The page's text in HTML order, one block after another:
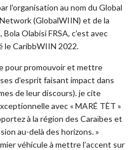
l’organisation au nom du Global
(GlobalWIIN) et de la
Olabisi FRSA, c’est avec
le CaribbWIIN 2022.
pour promouvoir et mettre
d’esprit faisant impact dans
de leur discours). je cite
avec « MARÉ TÈT »
à la région des Caraïbes et
au-delà des horizons. »
véhicule à mettre l’accent sur